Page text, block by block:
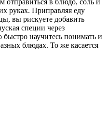
отправиться в блюдо, соль и
руках. Приправляя еду
вы рискуете добавить
специи через
научитесь понимать и
блюдах. То же касается